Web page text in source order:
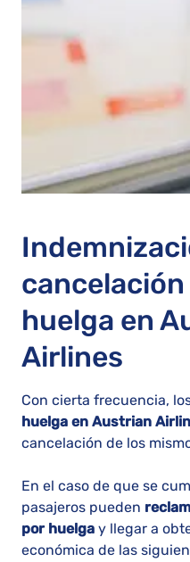
huelga en
Airlines
Con cierta frecuencia,
huelga en Austrian
cancelación de los
En el caso de que se
pasajeros pueden
por huelga y llegar a
económica de las